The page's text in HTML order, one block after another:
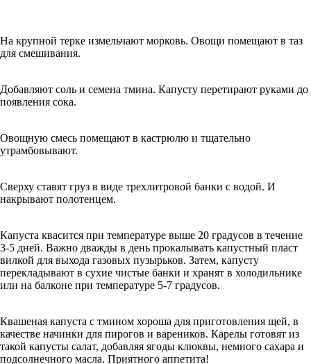
На крупной терке измельчают морковь. Овощи помещают в таз
для смешивания.
Добавляют соль и семена тмина. Капусту перетирают руками до
появления сока.
Овощную смесь помещают в кастрюлю и тщательно
утрамбовывают.
Сверху ставят груз в виде трехлитровой банки с водой. И
накрывают полотенцем.
Капуста квасится при температуре выше 20 градусов в течение
3-5 дней. Важно дважды в день прокалывать капустный пласт
вилкой для выхода газовых пузырьков. Затем, капусту
перекладывают в сухие чистые банки и хранят в холодильнике
или на балконе при температуре 5-7 градусов.
Квашеная капуста с тмином хороша для приготовления щей, в
качестве начинки для пирогов и вареников. Карелы готовят из
такой капусты салат, добавляя ягоды клюквы, немного сахара и
подсолнечного масла. Приятного аппетита!